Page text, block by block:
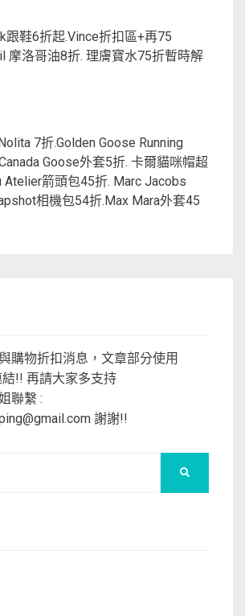
跟鞋6折起.Vince折扣區+再75
摩洛哥油8折. 理膚寶水75折暫時解
7折.Golden Goose Running
Goose外套5折. 卡爾貓咪帽超
Atelier箭頭包45折. Marc Jacobs
相機包54折.Max Mara外套45
購物折扣消息，文章部分使用
!! 再請大家多支持
聯繫 :
謝謝!!